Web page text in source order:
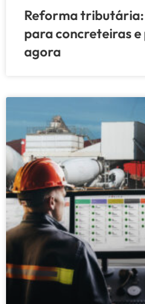
Reforma tributária:
para concreteiras
agora